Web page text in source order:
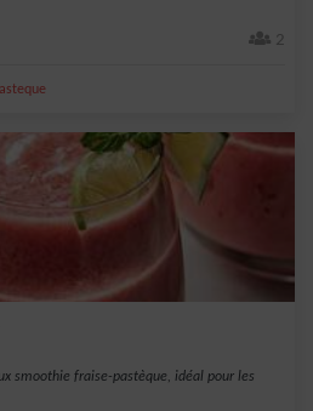
2
smoothie fraise-pastèque, idéal pour les